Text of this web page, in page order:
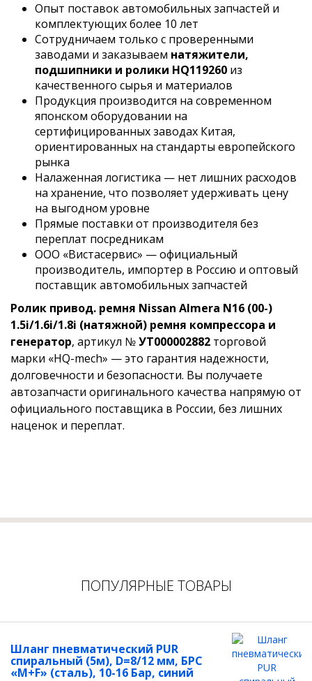
Опыт поставок автомобильных запчастей и
комплектующих более 10 лет
Сотрудничаем только с проверенными
заводами и заказываем натяжители,
подшипники и ролики HQ119260 из
качественного сырья и материалов
Продукция производится на современном
японском оборудовании на
сертифицированных заводах Китая,
ориентированных на стандарты европейского
рынка
Налаженная логистика — нет лишних расходов
на хранение, что позволяет удерживать цену
на выгодном уровне
Прямые поставки от производителя без
переплат посредникам
ООО «Вистасервис» — официальный
производитель, импортер в Россию и оптовый
поставщик автомобильных запчастей
Ролик привод. ремня Nissan Almera N16 (00-)
1.5i/1.6i/1.8i (натяжной) ремня компрессора и
генератор, артикул №УТ000002882 торговой
марки «HQ-mech» — это гарантия надежности,
долговечности и безопасности. Вы получаете
автозапчасти оригинального качества напрямую от
официального поставщика в России, без лишних
наценок и переплат.
ПОПУЛЯРНЫЕ ТОВАРЫ
Шланг пневматический PUR
спиральный (5м), D=8/12 мм, БРС
«M+F» (сталь), 10-16 Бар, синий